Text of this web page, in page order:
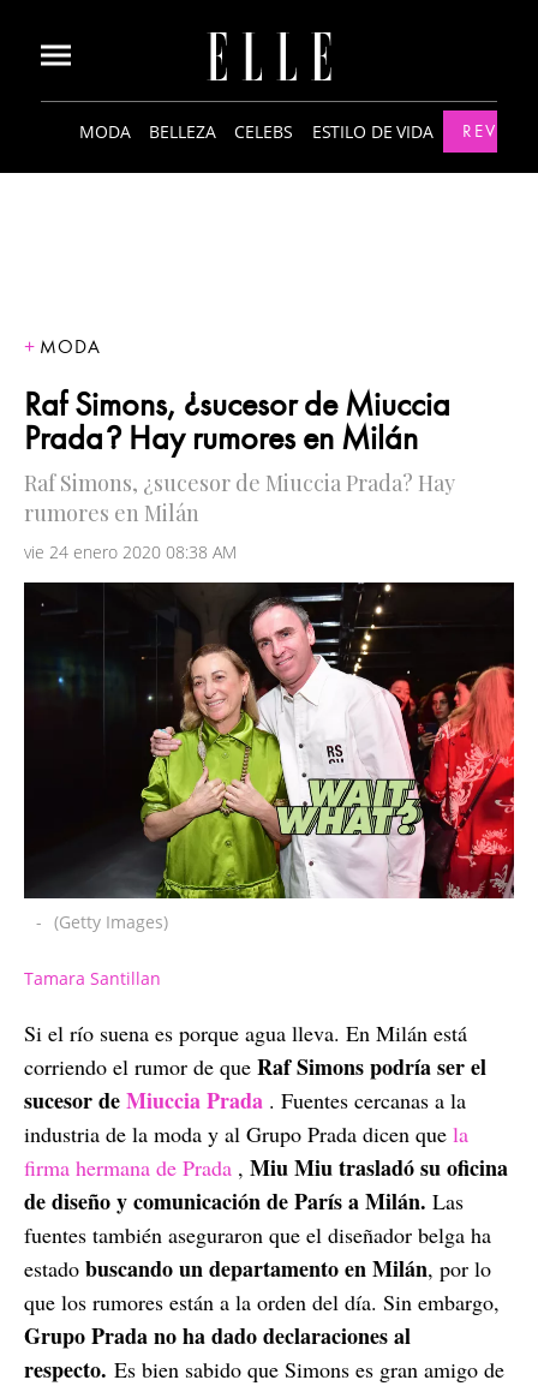
MODA BELLEZA CELEBS ESTILO DE VIDA
MODA
Raf Simons, ¿sucesor de Miuccia
Prada? Hay rumores en Milán
Raf Simons, ¿sucesor de Miuccia Prada? Hay
rumores en Milán
vie 24 enero 2020 08:38 AM
- (Getty Images)
Tamara Santillan
Si el río suena es porque agua lleva. En Milán está
corriendo el rumor de que Raf Simons podría ser el
sucesor deMiuccia Prada . Fuentes cercanas a la
industria de la moda y al Grupo Prada dicen que la
firma hermana de Prada , Miu Miutrasladó su oficina
de diseño y comunicación de París a Milán. Las
fuentes también aseguraron que el diseñador belga ha
estado buscando un departamento en Milán, por lo
que los rumores están a la orden del día. Sin embargo,
Grupo Prada no ha dado declaraciones al
respecto. Es bien sabido que Simons es gran amigo de